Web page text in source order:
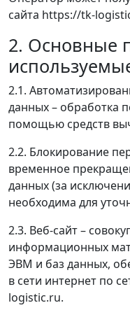
сайта https://tk-
2. Основные
2.1.
данных – обработка
помощью средств
2.2. Блокирование
временное
данных (за
необходима для
2.3. Веб-сайт –
информационных
ЭВМ и баз данных,
в сети интернет по
logistic.ru.